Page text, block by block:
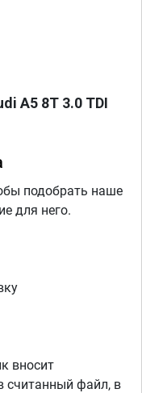
A5 8T 3.0 TDI
подобрать наше
для него.
вносит
считанный файл, в